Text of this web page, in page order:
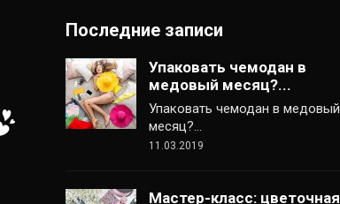
Последние записи
Упаковать чемодан в
медовый месяц?...
Упаковать чемодан в медовый
месяц?…
11.03.2019
Мастер-класс: цветочная